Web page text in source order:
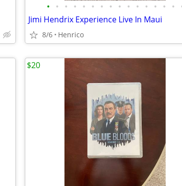
• • • • • • • • • • • • • • •
Jimi Hendrix Experience Live In Maui
8/6 Henrico
$20